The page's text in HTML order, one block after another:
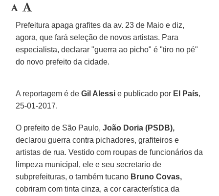
Prefeitura apaga grafites da av. 23 de Maio e diz,
agora, que fará seleção de novos artistas. Para
especialista, declarar "guerra ao picho" é "tiro no pé"
do novo prefeito da cidade.
A reportagem é deGil Alessi e publicado por El País,
25-01-2017.
O prefeito de São Paulo,João Doria (PSDB),
declarou guerra contra pichadores, grafiteiros e
artistas de rua. Vestido com roupas de funcionários da
limpeza municipal, ele e seu secretario de
subprefeituras, o também tucano Bruno Covas,
cobriram com tinta cinza, a cor característica da